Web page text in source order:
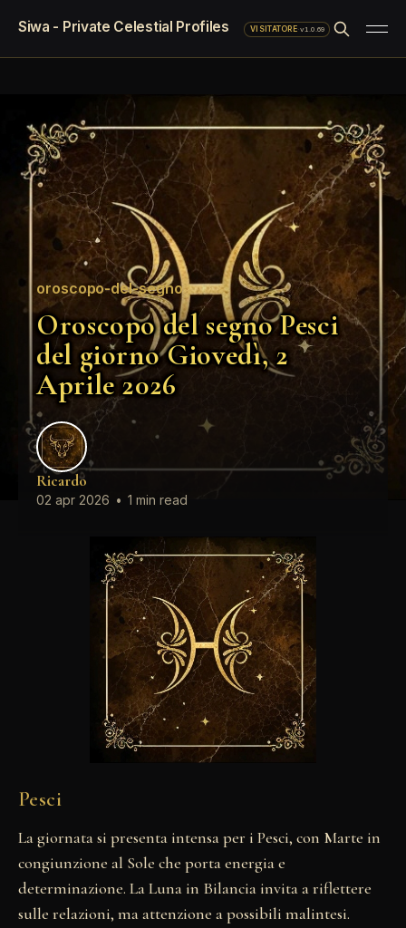
Siwa - Private Celestial Profiles VISITATORE·v1.0.69
oroscopo-del-segno
Oroscopo del segno Pesci
del giorno Giovedì, 2
Aprile 2026
Ricardo
02 apr 2026 • 1 min read
Pesci
La giornata si presenta intensa per i Pesci, con Marte in
congiunzione al Sole che porta energia e
determinazione. La Luna in Bilancia invita a riflettere
sulle relazioni, ma attenzione a possibili malintesi.